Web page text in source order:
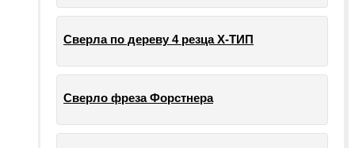
Сверла по дереву 4 резца Х-ТИП
Сверло фреза Форстнера